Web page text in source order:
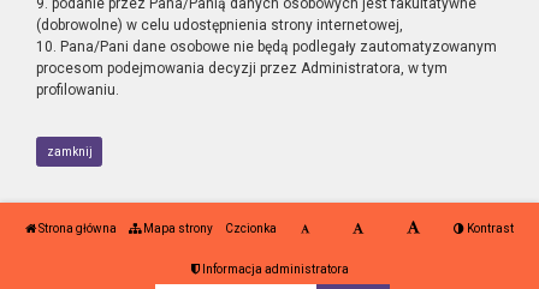
9. podanie przez Pana/Panią danych osobowych jest fakultatywne
(dobrowolne) w celu udostępnienia strony internetowej,
10. Pana/Pani dane osobowe nie będą podlegały zautomatyzowanym
procesom podejmowania decyzji przez Administratora, w tym
profilowaniu.
zamknij
Strona główna Mapa strony Czcionka Kontrast
Informacja administratora